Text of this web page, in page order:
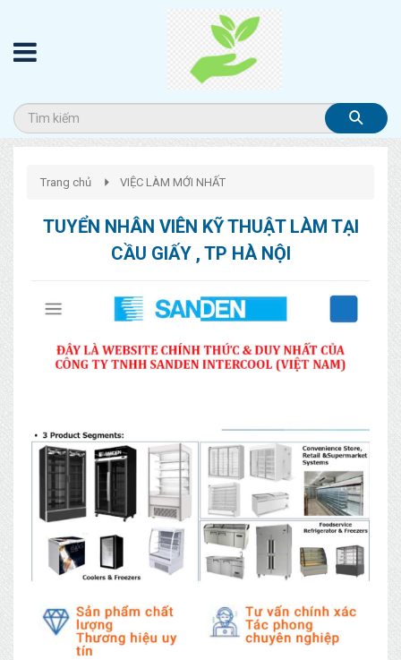
Trang chủ VIỆC LÀM MỚI NHẤT
TUYỂN NHÂN VIÊN KỸ THUẬT LÀM TẠI
CẦU GIẤY , TP HÀ NỘI